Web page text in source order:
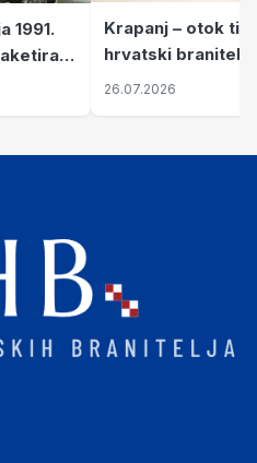
1991.
"Nikola
Krapanj – otok
hrvatski branitelji
pronalaze mir
26.07.2026